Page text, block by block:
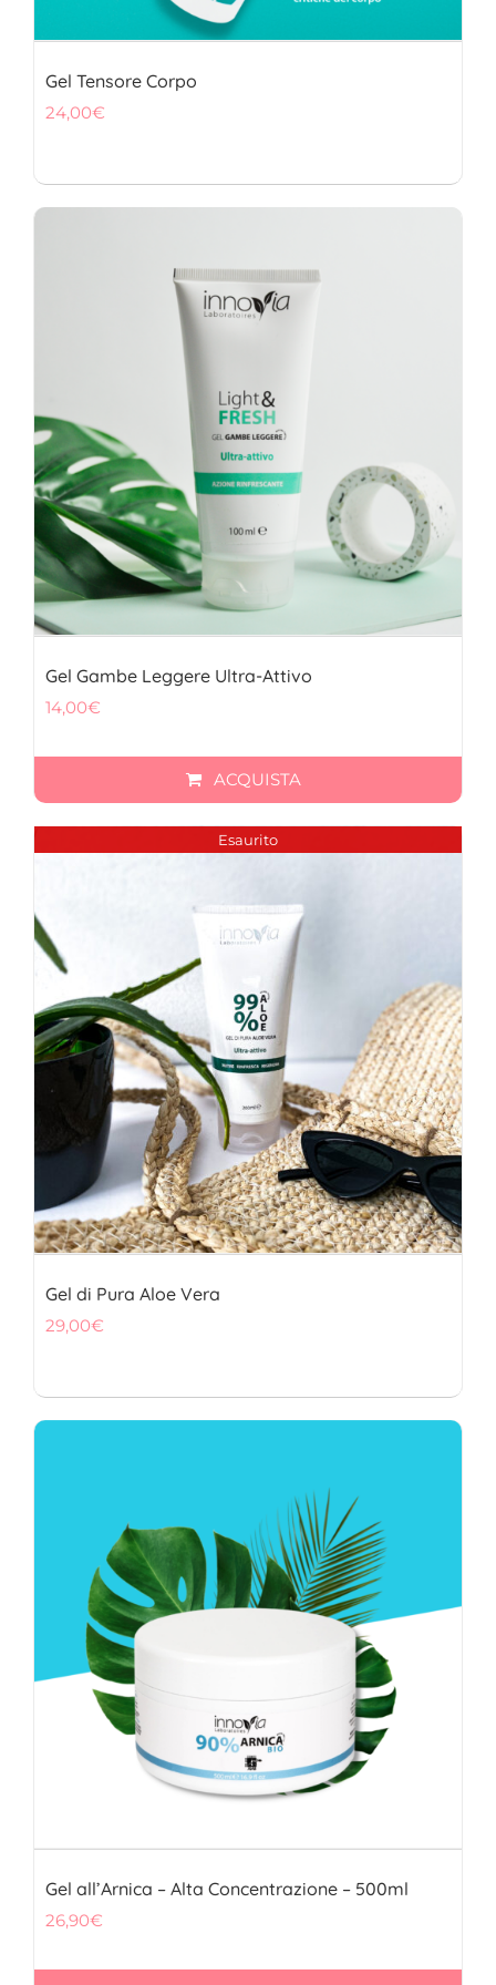
Gel Tensore Corpo
24,00€
Gel Gambe Leggere Ultra-Attivo
14,00€
ACQUISTA
Esaurito
Gel di Pura Aloe Vera
29,00€
Gel all’Arnica – Alta Concentrazione – 500ml
26,90€